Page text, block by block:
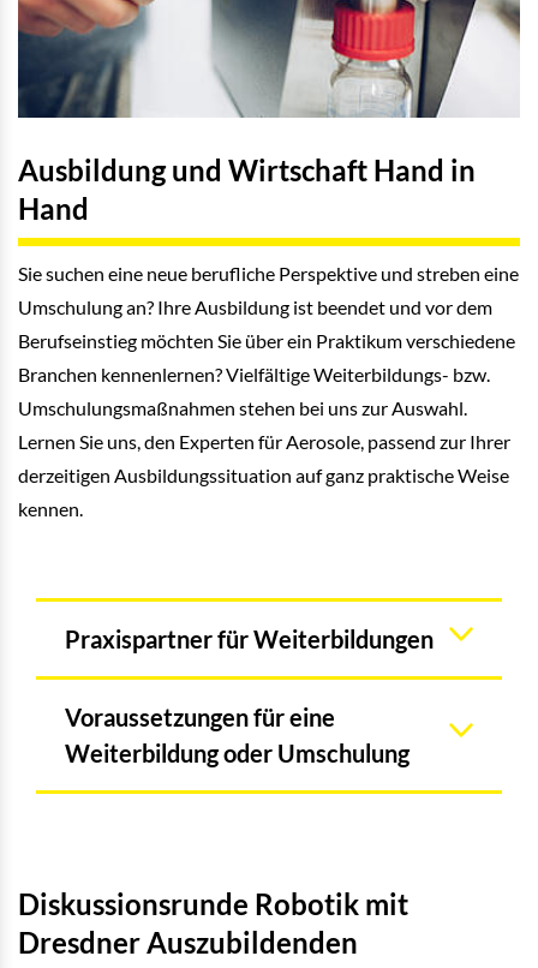
Ausbildung und Wirtschaft Hand in
Hand
Sie suchen eine neue berufliche Perspektive und streben eine
Umschulung an? Ihre Ausbildung ist beendet und vor dem
Berufseinstieg möchten Sie über ein Praktikum verschiedene
Branchen kennenlernen? Vielfältige Weiterbildungs- bzw.
Umschulungsmaßnahmen stehen bei uns zur Auswahl.
Lernen Sie uns, den Experten für Aerosole, passend zur Ihrer
derzeitigen Ausbildungssituation auf ganz praktische Weise
kennen.
Praxispartner für Weiterbildungen
Voraussetzungen für eine
Weiterbildung oder Umschulung
Diskussionsrunde Robotik mit
Dresdner Auszubildenden